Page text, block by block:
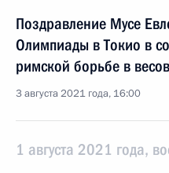
Поздравление Мусе
Олимпиады в Токио в
римской борьбе в
3 августа 2021 года, 16:00
1 августа 2021 года,